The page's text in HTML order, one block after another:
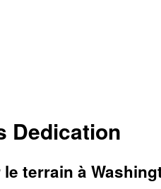
Dedication
terrain à